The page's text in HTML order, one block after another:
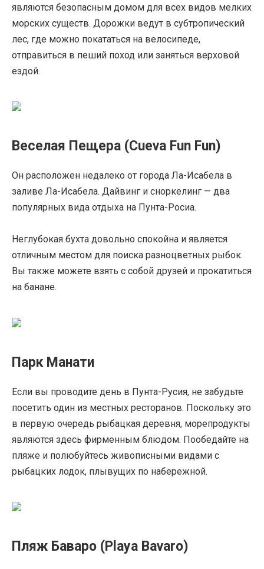
являются безопасным домом для всех видов мелких
морских существ. Дорожки ведут в субтропический
лес, где можно покататься на велосипеде,
отправиться в пеший поход или заняться верховой
ездой.
Веселая Пещера (Cueva Fun Fun)
Он расположен недалеко от города Ла-Исабела в
заливе Ла-Исабела. Дайвинг и сноркелинг — два
популярных вида отдыха на Пунта-Росиа.
Неглубокая бухта довольно спокойна и является
отличным местом для поиска разноцветных рыбок.
Вы также можете взять с собой друзей и прокатиться
на банане.
Парк Манати
Если вы проводите день в Пунта-Русия, не забудьте
посетить один из местных ресторанов. Поскольку это
в первую очередь рыбацкая деревня, морепродукты
являются здесь фирменным блюдом. Пообедайте на
пляже и полюбуйтесь живописными видами с
рыбацких лодок, плывущих по набережной.
Пляж Баваро (Playa Bavaro)